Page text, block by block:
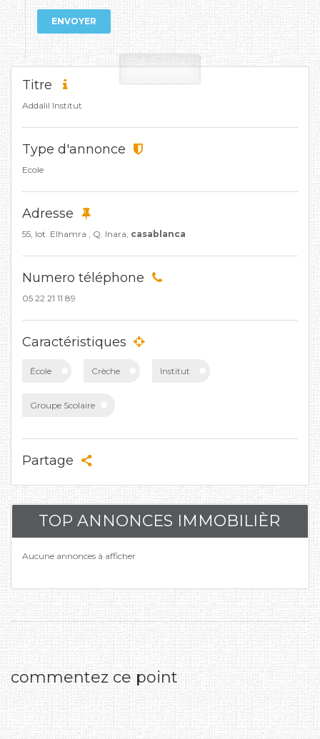
ENVOYER
Titre
Addalil Institut
Type d'annonce
Ecole
Adresse
55, lot. Elhamra , Q. Inara, casablanca
Numero téléphone
05 22 21 11 89
Caractéristiques
École Crèche Institut
Groupe Scolaire
Partage
TOP ANNONCES IMMOBILIÈR
Aucune annonces à afficher
commentez ce point